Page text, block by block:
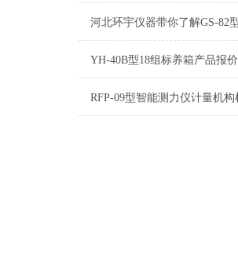
YH-40B型18组标养箱产品报价